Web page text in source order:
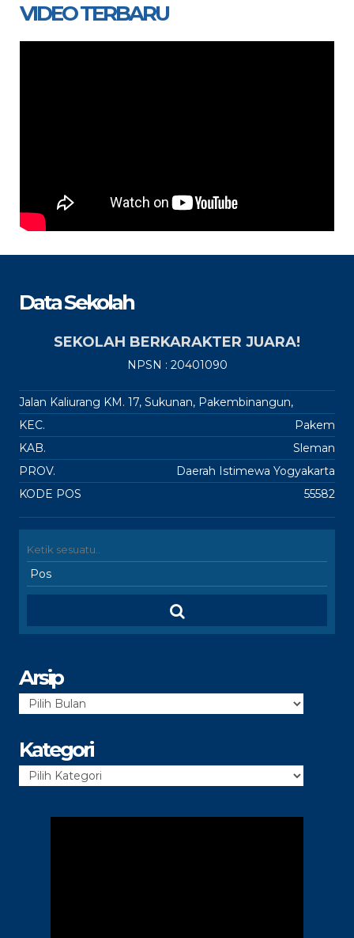
VIDEO TERBARU
Data Sekolah
SEKOLAH BERKARAKTER JUARA!
NPSN : 20401090
Jalan Kaliurang KM. 17, Sukunan, Pakembinangun,
KEC.
Pakem
KAB.
Sleman
PROV.
Daerah Istimewa Yogyakarta
KODE POS
55582
Arsip
Arsip
Kategori
Kategori